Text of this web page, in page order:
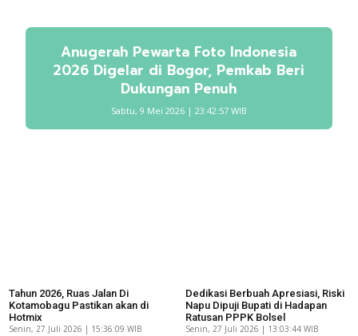
Anugerah Pewarta Foto Indonesia
2026 Digelar di Bogor, Pemkab Beri
Dukungan Penuh
Sabtu, 9 Mei 2026 | 23:42:57 WIB
Tahun 2026, Ruas Jalan Di
Kotamobagu Pastikan akan di
Hotmix
Senin, 27 Juli 2026 | 15:36:09 WIB
Dedikasi Berbuah Apresiasi, Riski
Napu Dipuji Bupati di Hadapan
Ratusan PPPK Bolsel
Senin, 27 Juli 2026 | 13:03:44 WIB